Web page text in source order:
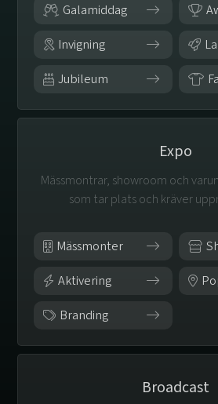
Galamiddag
Invigning
Jubileum
Expo
Mässmontrar, showroom och
som tar plats och kräver
Mässmonter
Aktivering
Branding
Broadcast